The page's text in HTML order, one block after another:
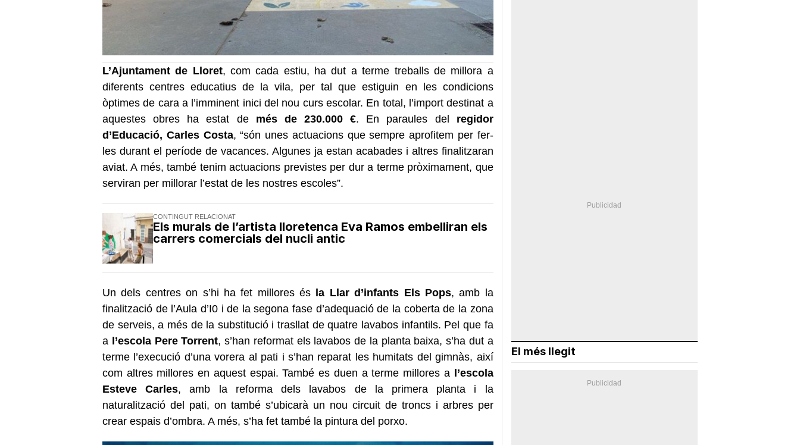
L’Ajuntament de Lloret, com cada estiu, ha dut a terme treballs de millora a
diferents centres educatius de la vila, per tal que estiguin en les condicions
òptimes de cara a l’imminent inici del nou curs escolar. En total, l’import destinat a
aquestes obres ha estat de més de 230.000 €. En paraules del regidor
d’Educació, Carles Costa, “són unes actuacions que sempre aprofitem per fer-
les durant el període de vacances. Algunes ja estan acabades i altres finalitzaran
aviat. A més, també tenim actuacions previstes per dur a terme pròximament, que
serviran per millorar l’estat de les nostres escoles”.
CONTINGUT RELACIONAT
Els murals de l’artista lloretenca Eva Ramos embelliran els
carrers comercials del nucli antic
Un dels centres on s’hi ha fet millores és la Llar d’infants Els Pops, amb la
finalització de l’Aula d’I0 i de la segona fase d’adequació de la coberta de la zona
de serveis, a més de la substitució i trasllat de quatre lavabos infantils. Pel que fa
a l’escola Pere Torrent, s’han reformat els lavabos de la planta baixa, s’ha dut a
terme l’execució d’una vorera al pati i s’han reparat les humitats del gimnàs, així
com altres millores en aquest espai. També es duen a terme millores a l’escola
Esteve Carles, amb la reforma dels lavabos de la primera planta i la
naturalització del pati, on també s’ubicarà un nou circuit de troncs i arbres per
crear espais d’ombra. A més, s’ha fet també la pintura del porxo.
El més llegit